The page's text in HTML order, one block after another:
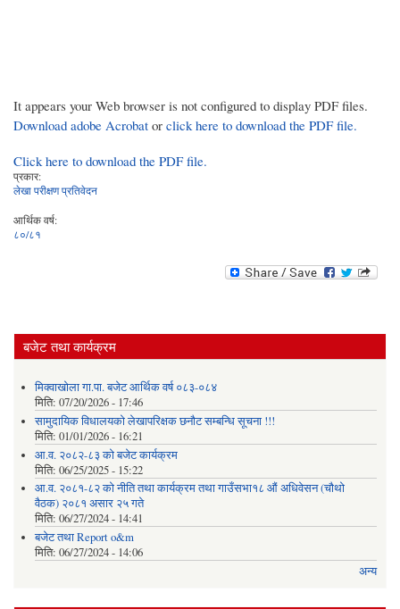
It appears your Web browser is not configured to display PDF files.
Download adobe Acrobat or click here to download the PDF file.
Click here to download the PDF file.
प्रकार:
लेखा परीक्षण प्रतिवेदन
आर्थिक वर्ष:
८०/८१
बजेट तथा कार्यक्रम
मिक्वाखोला गा.पा. बजेट आर्थिक वर्ष ०८३-०८४
मिति: 07/20/2026 - 17:46
सामुदायिक विधालयको लेखापरिक्षक छनौट सम्बन्धि सूचना !!!
मिति: 01/01/2026 - 16:21
आ.व. २०८२-८३ को बजेट कार्यक्रम
मिति: 06/25/2025 - 15:22
आ.व. २०८१-८२ को नीति तथा कार्यक्रम तथा गाउँसभा१८ औं अधिवेसन (चौथो
वैठक) २०८१ असार २५ गते
मिति: 06/27/2024 - 14:41
बजेट तथा Report o&m
मिति: 06/27/2024 - 14:06
अन्य